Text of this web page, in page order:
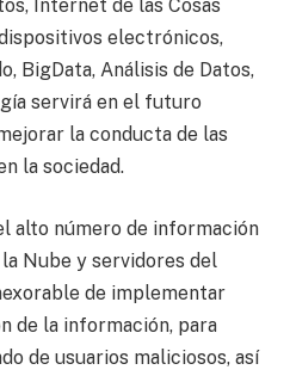
Internet de las Cosas
electrónicos,
BigData, Análisis de Datos,
servirá en el futuro
la conducta de las
la sociedad.
alto número de información
Nube y servidores del
de implementar
de la información, para
de usuarios maliciosos, así